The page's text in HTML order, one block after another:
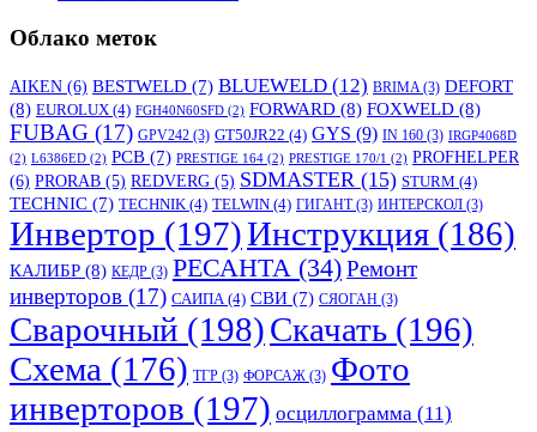
Облако меток
AIKEN (6) BESTWELD (7) BLUEWELD (12) BRIMA(3) DEFORT
(8) EUROLUX (4) FGH40N60SFD (2) FORWARD (8) FOXWELD (8)
FUBAG (17) GPV242 (3) GT50JR22 (4) GYS (9) IN 160 (3) IRGP4068D
(2) L6386ED (2) PCB (7) PRESTIGE 164 (2) PRESTIGE 170/1 (2) PROFHELPER
(6) PRORAB (5) REDVERG (5) SDMASTER (15) STURM (4)
TECHNIC (7) TECHNIK (4) TELWIN (4) ГИГАНТ(3) ИНТЕРСКОЛ (3)
Инвертор (197)Инструкция (186)
КАЛИБР (8) КЕДР (3) РЕСАНТА (34)Ремонт
инверторов (17) САИПА(4) СВИ (7) СЯОГАН (3)
Сварочный (198)Скачать (196)
Схема (176) ТГР (3) ФОРСАЖ (3) Фото
инверторов (197) осциллограмма (11)